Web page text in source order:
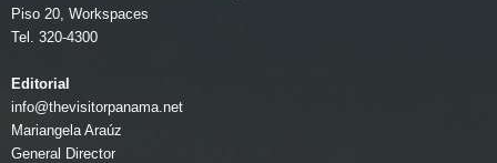
Piso 20, Workspaces
Tel. 320-4300
Editorial
info@thevisitorpanama.net
Mariangela Araúz
General Director